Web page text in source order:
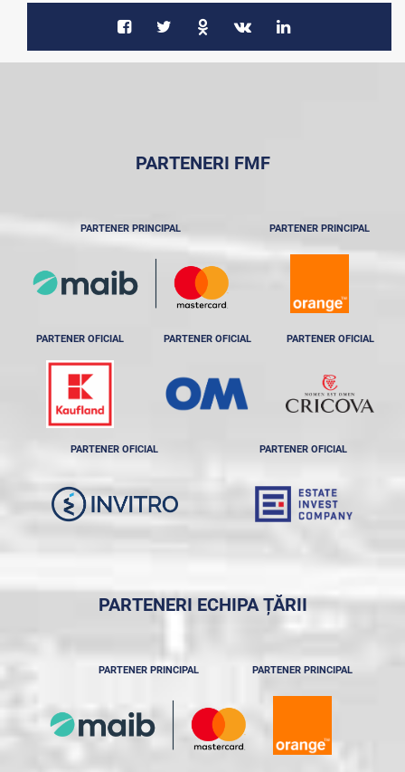
PARTENERI FMF
PARTENER PRINCIPAL PARTENER PRINCIPAL
PARTENER OFICIAL PARTENER OFICIAL PARTENER OFICIAL
PARTENER OFICIAL PARTENER OFICIAL
PARTENERI ECHIPA ȚĂRII
PARTENER PRINCIPAL PARTENER PRINCIPAL